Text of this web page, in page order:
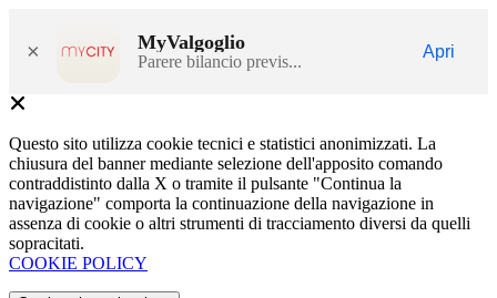
× MyValgoglio
Parere bilancio previs...
Apri
Questo sito utilizza cookie tecnici e statistici anonimizzati. La
chiusura del banner mediante selezione dell'apposito comando
contraddistinto dalla X o tramite il pulsante "Continua la
navigazione" comporta la continuazione della navigazione in
assenza di cookie o altri strumenti di tracciamento diversi da quelli
sopracitati.
COOKIE POLICY